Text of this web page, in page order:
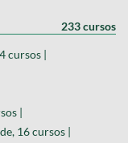
233 cursos
cursos |
|
16 cursos |